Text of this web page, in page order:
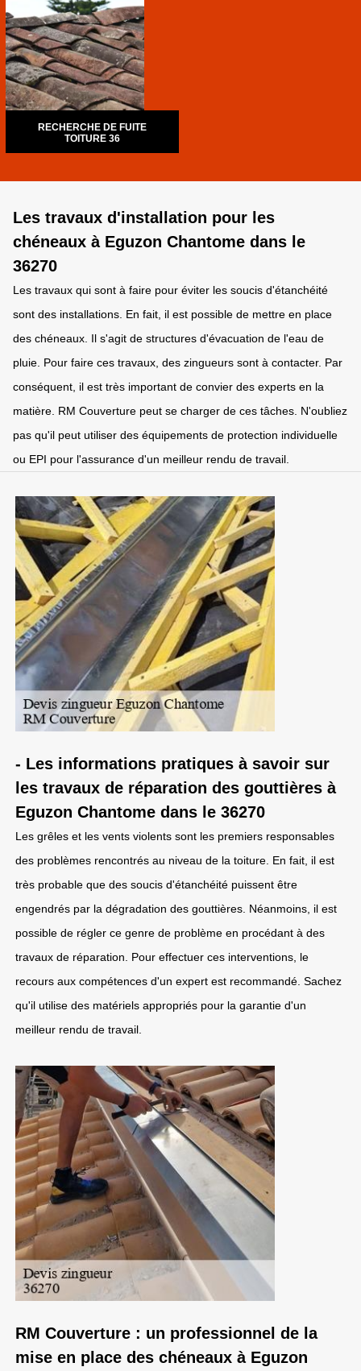
RECHERCHE DE FUITE
TOITURE 36
Les travaux d'installation pour les
chéneaux à Eguzon Chantome dans le
36270
Les travaux qui sont à faire pour éviter les soucis d'étanchéité
sont des installations. En fait, il est possible de mettre en place
des chéneaux. Il s'agit de structures d'évacuation de l'eau de
pluie. Pour faire ces travaux, des zingueurs sont à contacter. Par
conséquent, il est très important de convier des experts en la
matière. RM Couverture peut se charger de ces tâches. N'oubliez
pas qu'il peut utiliser des équipements de protection individuelle
ou EPI pour l'assurance d'un meilleur rendu de travail.
- Les informations pratiques à savoir sur
les travaux de réparation des gouttières à
Eguzon Chantome dans le 36270
Les grêles et les vents violents sont les premiers responsables
des problèmes rencontrés au niveau de la toiture. En fait, il est
très probable que des soucis d'étanchéité puissent être
engendrés par la dégradation des gouttières. Néanmoins, il est
possible de régler ce genre de problème en procédant à des
travaux de réparation. Pour effectuer ces interventions, le
recours aux compétences d'un expert est recommandé. Sachez
qu'il utilise des matériels appropriés pour la garantie d'un
meilleur rendu de travail.
RM Couverture : un professionnel de la
mise en place des chéneaux à Eguzon